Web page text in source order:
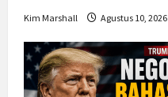
Kim Marshall Agustus 10, 2026